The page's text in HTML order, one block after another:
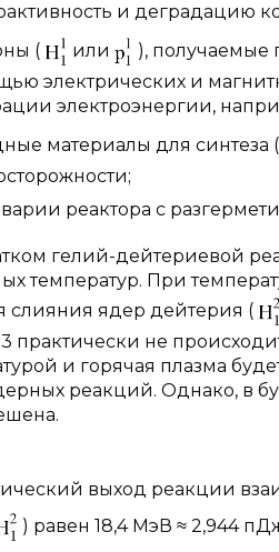
и деградацию
(
или
), получаемые
электрических и
электроэнергии,
материалы для синтеза (
реактора с
гелий-дейтериевой
температур. При
слияния ядер дейтерия (
практически не
и горячая плазма
реакций. Однако, в
выход реакции
) равен 18,4 МэВ ≈ 2,944